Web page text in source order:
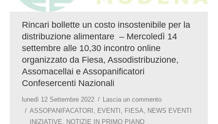
Rincari bollette un costo insostenibile per la
distribuzione alimentare – Mercoledì 14
settembre alle 10,30 incontro online
organizzato da Fiesa, Assodistribuzione,
Assomacellai e Assopanificatori
Confesercenti Nazionali
lunedì 12 Settembre 2022
Lascia un commento
ASSOPANIFACATORI
EVENTI FIESA
NEWS EVENTI
INIZIATIVE
NOTIZIE IN PRIMO PIANO